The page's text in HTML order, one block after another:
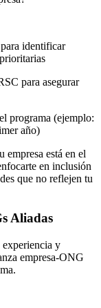
identificar
para asegurar
programa (ejemplo:
año)
empresa está en el
en inclusión
que no reflejen tu
Aliadas
y
empresa-ONG